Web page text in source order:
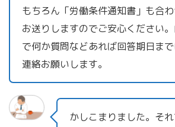
もちろん「労働条件通知書」も合
お送りしますのでご安心ください
で何か質問などあれば回答期日ま
連絡お願いします。
かしこまりました。そ